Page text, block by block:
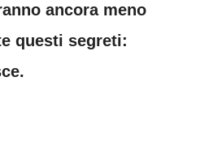
ancora meno
questi segreti: